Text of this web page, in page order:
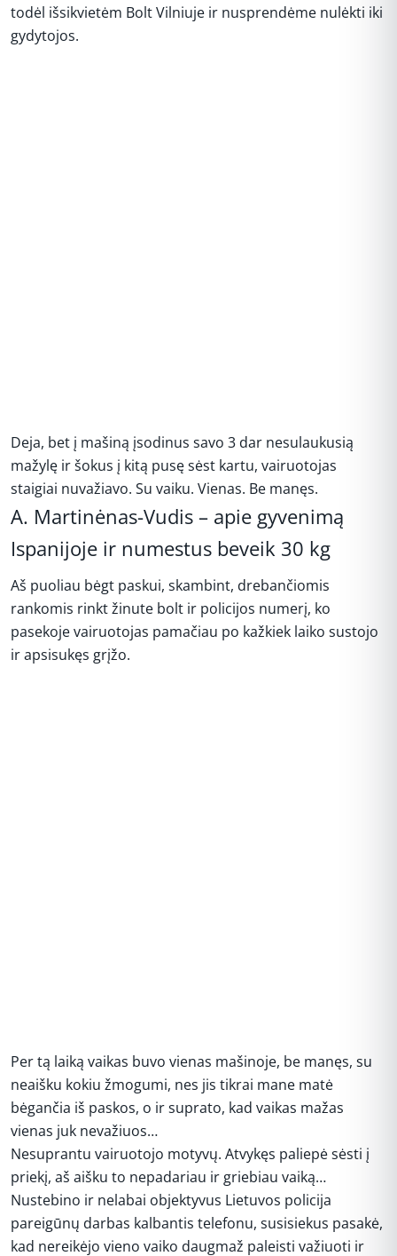
todėl išsikvietėm Bolt Vilniuje ir nusprendėme nulėkti iki
gydytojos.
Deja, bet į mašiną įsodinus savo 3 dar nesulaukusią
mažylę ir šokus į kitą pusę sėst kartu, vairuotojas
staigiai nuvažiavo. Su vaiku. Vienas. Be manęs.
A. Martinėnas-Vudis – apie gyvenimą
Ispanijoje ir numestus beveik 30 kg
Aš puoliau bėgt paskui, skambint, drebančiomis
rankomis rinkt žinute bolt ir policijos numerį, ko
pasekoje vairuotojas pamačiau po kažkiek laiko sustojo
ir apsisukęs grįžo.
Per tą laiką vaikas buvo vienas mašinoje, be manęs, su
neaišku kokiu žmogumi, nes jis tikrai mane matė
bėgančia iš paskos, o ir suprato, kad vaikas mažas
vienas juk nevažiuos…
Nesuprantu vairuotojo motyvų. Atvykęs paliepė sėsti į
priekį, aš aišku to nepadariau ir griebiau vaiką…
Nustebino ir nelabai objektyvus Lietuvos policija
pareigūnų darbas kalbantis telefonu, susisiekus pasakė,
kad nereikėjo vieno vaiko daugmaž paleisti važiuoti ir